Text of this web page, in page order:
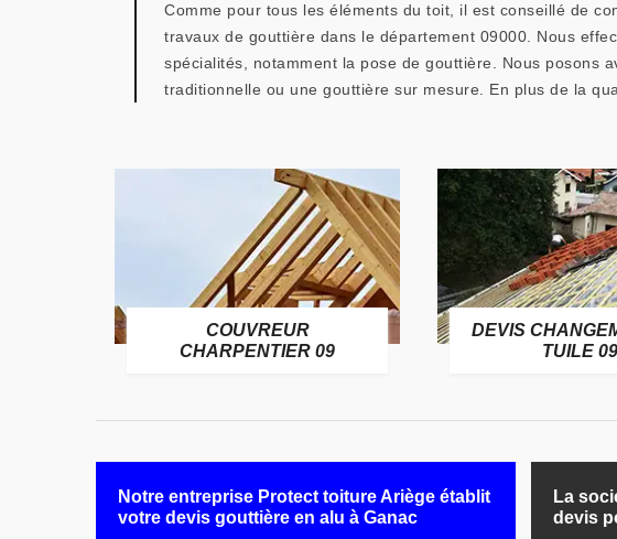
Comme pour tous les éléments du toit, il est conseillé de
travaux de gouttière dans le département 09000. Nous
spécialités, notamment la pose de gouttière. Nous posons
traditionnelle ou une gouttière sur mesure. En plus de la
COUVREUR
CHARPENTIER 09
DEVIS
TUILE 09
Notre entreprise Protect toiture Ariège établit
votre devis gouttière en alu à Ganac
La
devis